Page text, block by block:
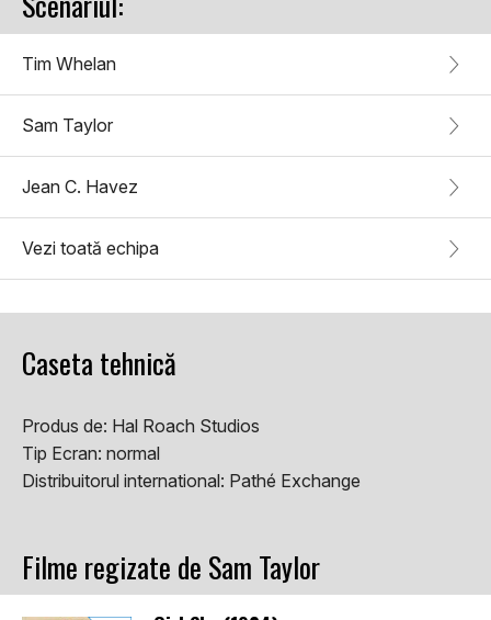
Tim Whelan
Sam Taylor
Jean C. Havez
Vezi toată echipa
Caseta tehnică
Produs de: Hal Roach Studios
Tip Ecran: normal
Distribuitorul international: Pathé Exchange
Filme regizate de Sam Taylor